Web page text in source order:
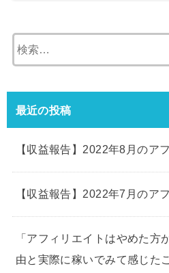
索:
最近の投稿
【収益報告】2022年8月のア
【収益報告】2022年7月のア
「アフィリエイトはやめた方
由と実際に稼いでみて感じた